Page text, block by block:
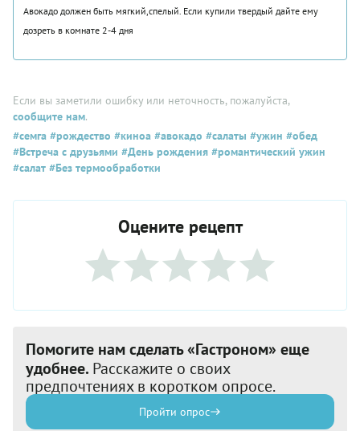
Авокадо должен быть мягкий,спелый. Если купили твердый дайте ему
дозреть в комнате 2-4 дня
Если вы заметили ошибку или неточность, пожалуйста,
сообщите нам.
#семга #рождество #киноа #авокадо #салаты #ужин #обед
#Встреча с друзьями #День рождения #романтический ужин
#салат #Без термообработки
Оцените рецепт
Помогите нам сделать «Гастроном» еще
удобнее. Расскажите о своих
предпочтениях в коротком опросе.
Пройти опрос